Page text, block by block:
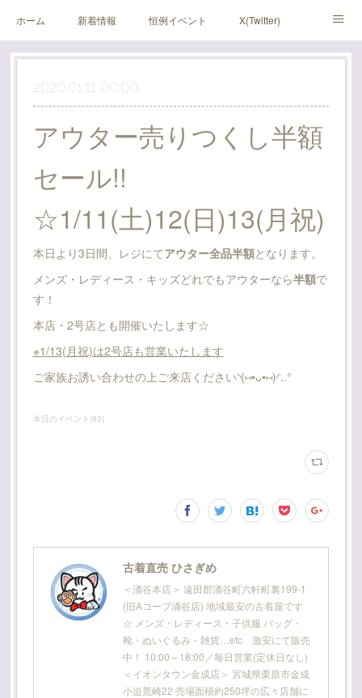
ホーム 新着情報 恒例イベント X(Twitter)
アメブロ Instagram
2020.01.11 00:00
アウター売りつくし半額
セール!!
☆1/11(土)12(日)13(月祝)
本日より3日間、レジにてアウター全品半額となります。
メンズ・レディース・キッズどれでもアウターなら半額で
す！
本店・2号店とも開催いたします☆
※1/13(月祝)は2号店も営業いたします
ご家族お誘い合わせの上ご来店ください◝(⑅•ᴗ•⑅)◜..°
本日のイベント (93)
古着直売 ひさぎめ
＜涌谷本店＞ 遠田郡涌谷町六軒町裏199-1
(旧Aコープ涌谷店) 地域最安の古着屋です
☆ メンズ・レディース・子供服 バッグ・
靴・ぬいぐるみ・雑貨…etc 激安にて販売
中！ 10:00～18:00／毎日営業(定休日なし)
＜イオンタウン金成店＞ 宮城県栗原市金成
小迫荒崎22 売場面積約250坪の広々店舗に